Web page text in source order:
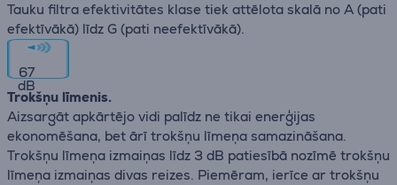
Tauku filtra efektivitātes klase tiek attēlota skalā no А (pati
efektīvākā) līdz G (pati neefektīvākā).
67
dB
Trokšņu līmenis.
Aizsargāt apkārtējo vidi palīdz ne tikai enerģijas
ekonomēšana, bet ārī trokšņu līmeņa samazināšana.
Trokšņu līmeņa izmaiņas līdz 3 dB patiesībā nozīmē trokšņu
līmeņa izmaiņas divas reizes. Piemēram, ierīce ar trokšņu